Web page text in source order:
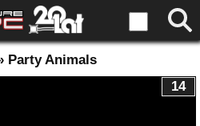
Party Animals
14